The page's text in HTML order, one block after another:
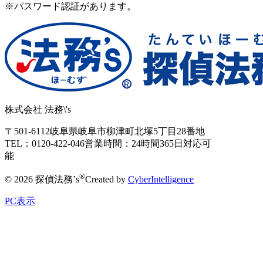
※パスワード認証があります。
株式会社 法務\'s
〒501-6112岐阜県岐阜市柳津町北塚5丁目28番地
TEL：0120-422-046営業時間：24時間365日対応可
能
© 2026 探偵法務’s®Created by CyberIntelligence
PC表示